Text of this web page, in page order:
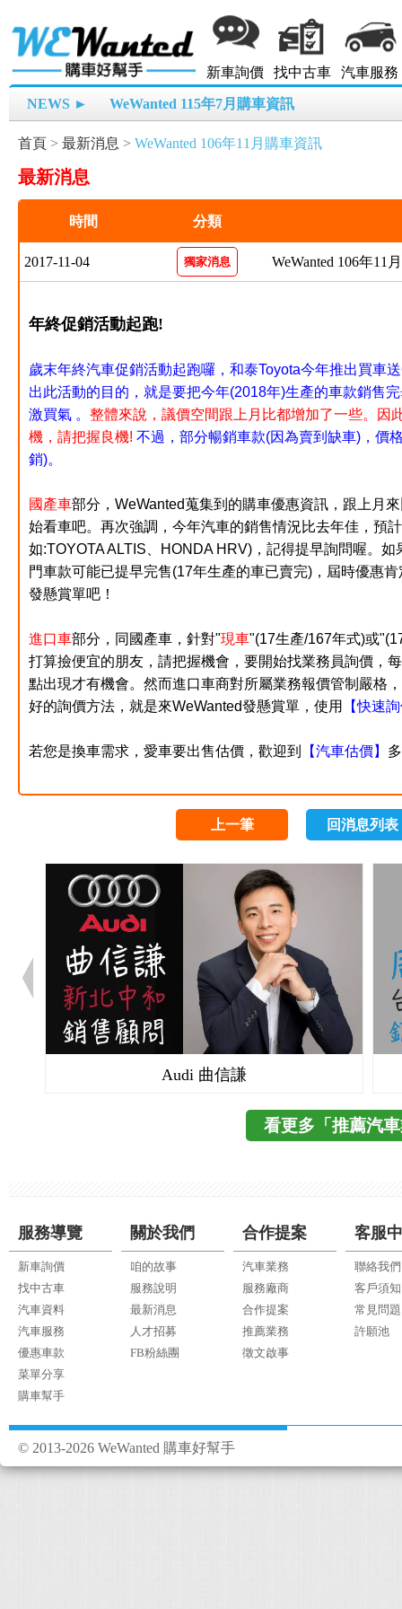
新車詢價 找中古車 汽車服務
NEWS ► WeWanted 115年7月購車資訊
首頁 > 最新消息 > WeWanted 106年11月購車資訊
最新消息
時間 分類
2017-11-04 獨家消息 WeWanted 106年11
年終促銷活動起跑!
歲末年終汽車促銷活動起跑囉，和泰Toyota今年推出買車
出此活動的目的，就是要把今年(2018年)生產的車款銷售
激買氣 。 整體來說 ，議價空間跟上月比都增加了一些。
機，請把握良機! 不過，部分暢銷車款(因為賣到缺車)，價
銷)。
國產車部分，WeWanted蒐集到的購車優惠資訊，跟上月
始看車吧。 再次強調，今年汽車的銷售情況比去年佳，預
如:TOYOTA ALTIS、HONDA HRV)，記得提早詢問喔。
門車款可能已提早完售(17年生產的車已賣完)，屆時優惠
發懸賞單吧！
進口車部分，同國產車，針對"現車"(17生產/167年式)或
打算撿便宜的朋友，請把握機會，要開始找業務員詢價，
點出現才有機會。然而進口車商對所屬業務報價管制嚴格
好的詢價方法，就是來WeWanted發懸賞單，使用 【快速
若您是換車需求，愛車要出售估價，歡迎到 【汽車估價】
上一筆 回消息列表
Audi 曲信謙
看更多「推薦汽
服務導覽
新車詢價
找中古車
汽車資料
汽車服務
優惠車款
菜單分享
購車幫手
關於我們
咱的故事
服務說明
最新消息
人才招募
FB粉絲團
合作提案
汽車業務
服務廠商
合作提案
推薦業務
徵文啟事
客服
聯絡我們
客戶須知
常見問題
許願池
© 2013-2026 WeWanted 購車好幫手